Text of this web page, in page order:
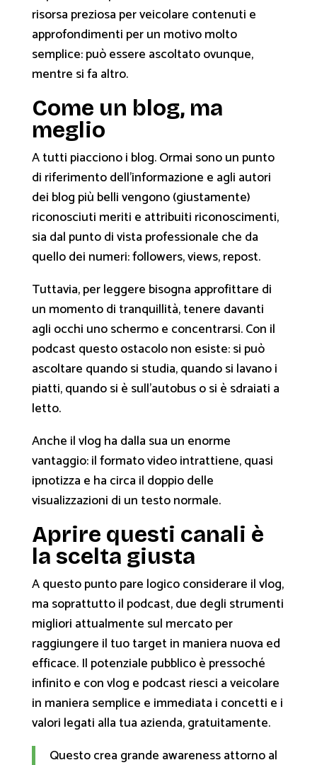
risorsa preziosa per veicolare contenuti e
approfondimenti per un motivo molto
semplice: può essere ascoltato ovunque,
mentre si fa altro.
Come un blog, ma
meglio
A tutti piacciono i blog. Ormai sono un punto
di riferimento dell’informazione e agli autori
dei blog più belli vengono (giustamente)
riconosciuti meriti e attribuiti riconoscimenti,
sia dal punto di vista professionale che da
quello dei numeri: followers, views, repost.
Tuttavia, per leggere bisogna approfittare di
un momento di tranquillità, tenere davanti
agli occhi uno schermo e concentrarsi. Con il
podcast questo ostacolo non esiste: si può
ascoltare quando si studia, quando si lavano i
piatti, quando si è sull’autobus o si è sdraiati a
letto.
Anche il vlog ha dalla sua un enorme
vantaggio: il formato video intrattiene, quasi
ipnotizza e ha circa il doppio delle
visualizzazioni di un testo normale.
Aprire questi canali è
la scelta giusta
A questo punto pare logico considerare il vlog,
ma soprattutto il podcast, due degli strumenti
migliori attualmente sul mercato per
raggiungere il tuo target in maniera nuova ed
efficace. Il potenziale pubblico è pressoché
infinito e con vlog e podcast riesci a veicolare
in maniera semplice e immediata i concetti e i
valori legati alla tua azienda, gratuitamente.
Questo crea grande awareness attorno al